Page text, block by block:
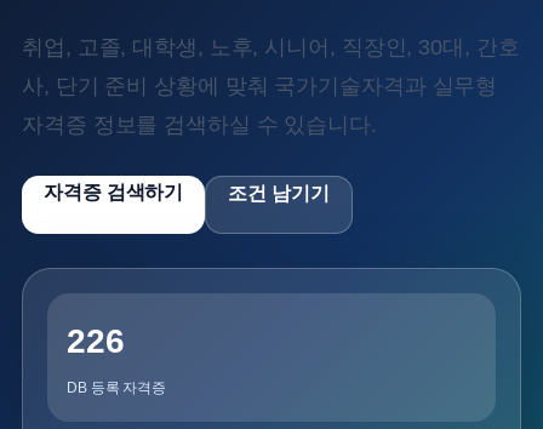
취업, 고졸, 대학생, 노후, 시니어, 직장인, 30대, 간호
사, 단기 준비 상황에 맞춰 국가기술자격과 실무형
자격증 정보를 검색하실 수 있습니다.
자격증 검색하기 조건 남기기
226
DB 등록 자격증